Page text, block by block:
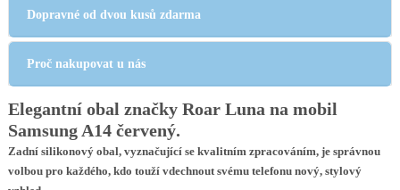
Dopravné od dvou kusů zdarma
Proč nakupovat u nás
Elegantní obal značky Roar Luna na mobil
Samsung A14 červený.
Zadní silikonový obal, vyznačující se kvalitním zpracováním, je správnou
volbou pro každého, kdo touží vdechnout svému telefonu nový, stylový